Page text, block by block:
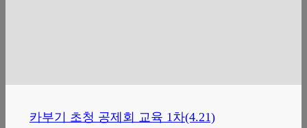
카부기 초청 공제회 교육 1차(4.21)